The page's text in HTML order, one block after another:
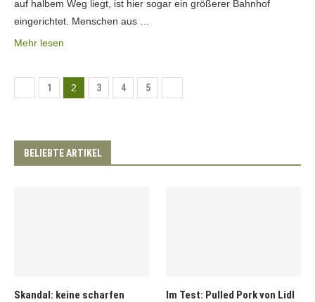
auf halbem Weg liegt, ist hier sogar ein größerer Bahnhof
eingerichtet. Menschen aus …
Mehr lesen
1 2 3 4 5
BELIEBTE ARTIKEL
Skandal: keine scharfen
Im Test: Pulled Pork von Lidl